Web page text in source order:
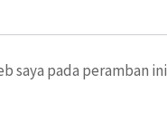
saya pada peramban